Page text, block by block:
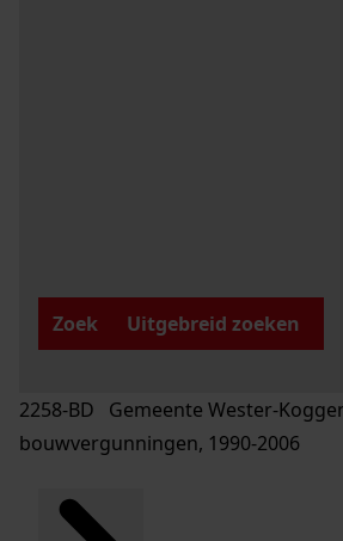
Zoek
Uitgebreid zoeken
2258-BD Gemeente Wester-
bouwvergunningen, 1990-2006